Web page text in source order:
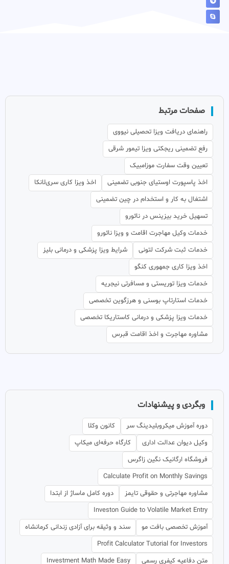
صفحات مرتبط
راهنمای دریافت ویزا تحصیلی نیووی
رفع تضمینی ریجکتی ویزا تیمور شرقی
تعیین وقت سفارت موزامبیک
اخذ پاسپورت اوستیای جنوبی تضمینی
اخذ ویزا کاری سری‌لانکا
اشتغال به کار و استخدام در چین تضمینی
تسهیل خرید بیزینس در نائورو
خدمات وکیل مهاجرت اقامت و ویزا نائورو
خدمات ثبت شرکت لتونی
شرایط ویزا پزشکی و درمانی بلیز
اخذ ویزا کاری جمهوری کنگو
خدمات ویزا توریستی و مسافرتی نیجریه
خدمات استارتاپ بوسنی و هرزگوین تخصصی
خدمات ویزا پزشکی و درمانی کاستاریکا تخصصی
مشاوره مهاجرت و اخذ اقامت قبرس
وبگردی و پیشنهادات
دوره آموزش میکروبلیدینگ سر
کانون وکلا
وکیل دیوان عدالت اداری
کارگاه حرفه‌ای میکاپ
فروشگاه ارگانیک نگین زاگرس
Calculate Profit on Monthly Savings
مشاوره مهاجرتی و حقوقی تایمز
دوره کامل ماساژ از ابتدا
Investon Guide to Volatile Market Entry
آموزش تخصصی بافت مو
سند و وثیقه برای آزادی زندانی کرمانشاه
Profit Calculator Tutorial for Investors
متن دفاعیه کیفری رسمی
Investment Math Made Easy